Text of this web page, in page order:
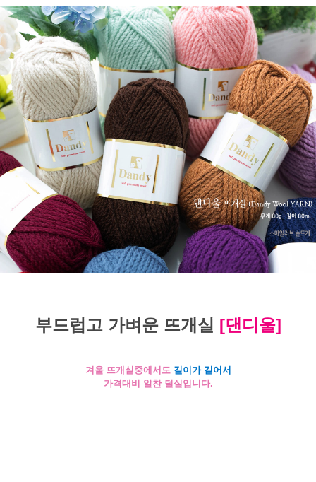
부드럽고 가벼운 뜨개실 [댄디울]
겨울 뜨개실중에서도 길이가 길어서
가격대비 알찬 털실입니다.